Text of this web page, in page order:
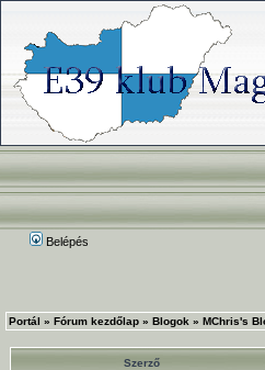
Belépés
Portál » Fórum kezdőlap » Blogok » MChris's
Szerző